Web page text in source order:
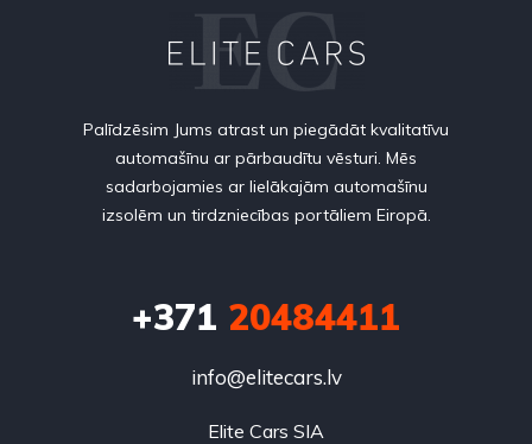
Palīdzēsim Jums atrast un piegādāt kvalitatīvu
automašīnu ar pārbaudītu vēsturi. Mēs
sadarbojamies ar lielākajām automašīnu
izsolēm un tirdzniecības portāliem Eiropā.
+371 20484411
info@elitecars.lv
Elite Cars SIA